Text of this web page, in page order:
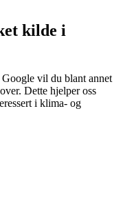
kilde i
vil du blant annet
Dette hjelper oss
i klima- og